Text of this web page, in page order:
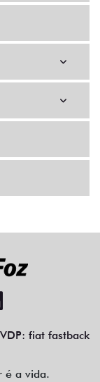
VDP: fiat fastback
é a vida.